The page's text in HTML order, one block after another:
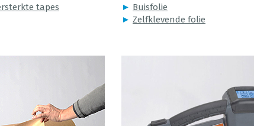
tapes
► Buisfolie
► Zelfklevende folie